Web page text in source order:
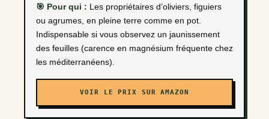
🎯 Pour qui : Les propriétaires d’oliviers, figuiers
ou agrumes, en pleine terre comme en pot.
Indispensable si vous observez un jaunissement
des feuilles (carence en magnésium fréquente chez
les méditerranéens).
VOIR LE PRIX SUR AMAZON